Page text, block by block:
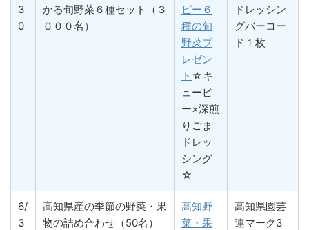
3
0
かる旬野菜６種セット（３
０００名）
ピー６
種の旬
野菜プ
レゼン
ト ☆キ
ューピ
ー×深煎
りごま
ドレッ
シング
☆
ドレッシン
グバーコー
ド１枚
6/
3
高知県産の季節の野菜・果
物の詰め合わせ（50名）
高知野
菜・果
高知県園芸
連マーク3